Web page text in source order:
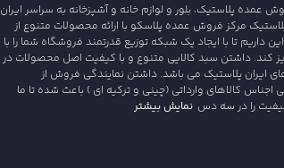
عمده پلاستیک، بلور و لوازم خانه و آشپزخانه به سراسر ایران
مرکز فروش عمده پلاسکو با ارائه محصولات متنوع از
داریم تا با ایجاد یک شبکه توزیع قدرتمند فروشگاه شما را با
کند. داشتن سبد کالایی متنوع و با کیفیت اصل محصولات در
ایران پلاستیک می باشد. داشتن نمایندگی فروش از
کالاهای وارداتی (چینی و ترکیه ای ) باعث شده تا ما
نمایش بیشتر